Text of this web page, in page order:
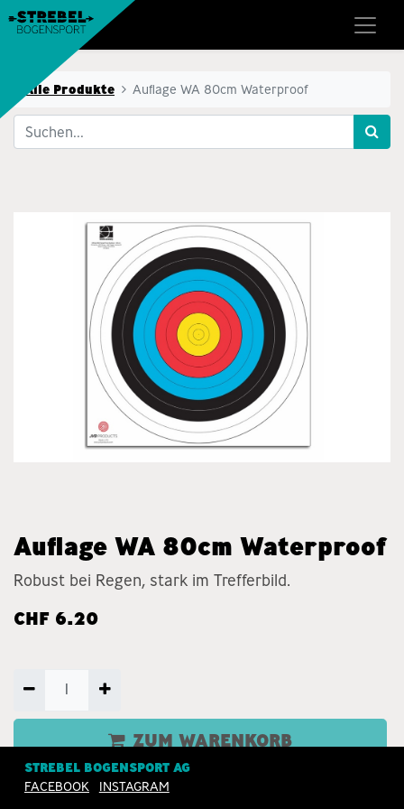
Alle Produkte Auflage WA 80cm Waterproof
Auflage WA 80cm Waterproof
Robust bei Regen, stark im Trefferbild.
CHF 6.20
ZUM WARENKORB
HINZUFÜGEN
STREBEL BOGENSPORT AG
FACEBOOK
INSTAGRAM